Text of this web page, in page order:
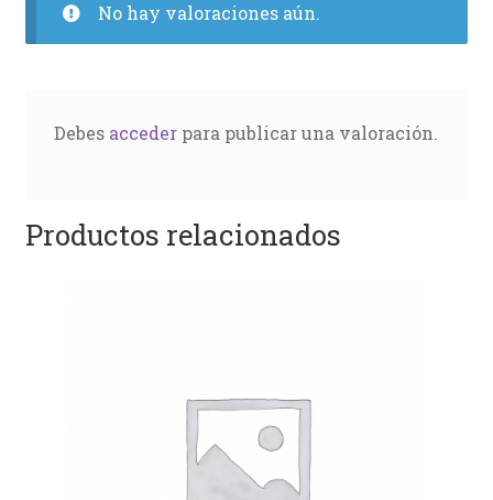
No hay valoraciones aún.
Debes accederpara publicar una valoración.
Productos relacionados